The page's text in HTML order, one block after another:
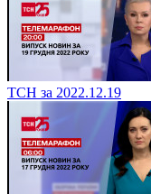
ТСН за 2022.12.19